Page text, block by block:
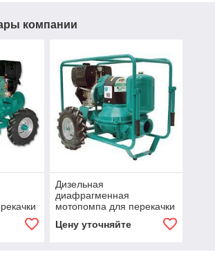
компании
-
AL-
Дизельная
диафрагменная
мотопомпа для перекачки
нефтепродуктов Caffini -
Libellula LIB/1-4 P55/AL-
Цену уточняйте